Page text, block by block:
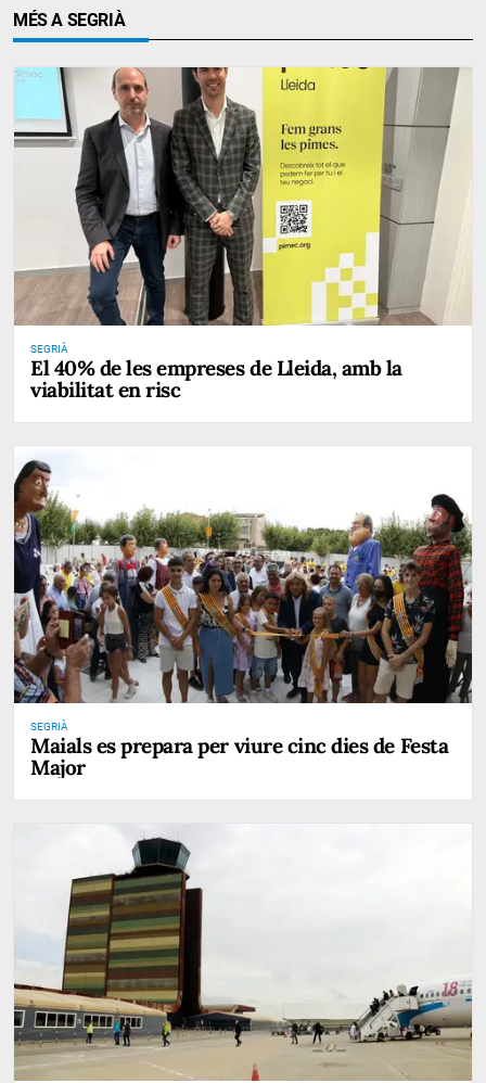
MÉS A SEGRIÀ
SEGRIÀ
El 40% de les empreses de Lleida, amb la
viabilitat en risc
SEGRIÀ
Maials es prepara per viure cinc dies de Festa
Major